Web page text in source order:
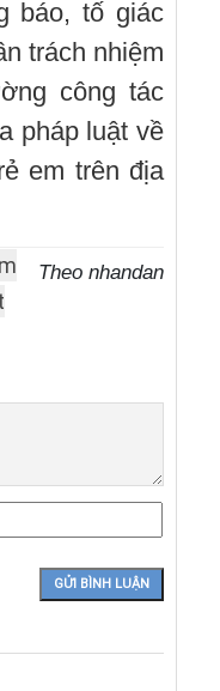
báo, tố giác
trách nhiệm
công tác
pháp luật về
em trên địa
Theo nhandan